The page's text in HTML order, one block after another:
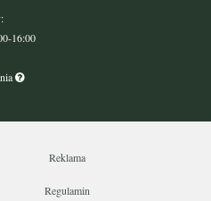
16:00
Reklama
Regulamin